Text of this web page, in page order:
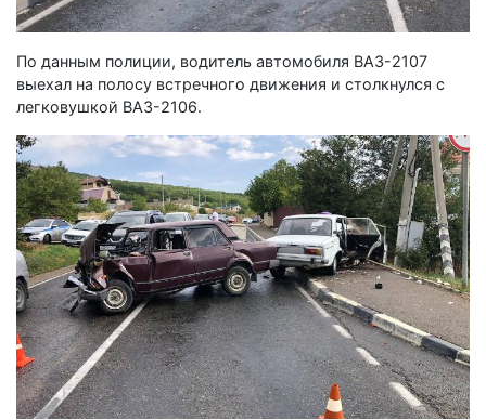
По данным полиции, водитель автомобиля ВАЗ-2107
выехал на полосу встречного движения и столкнулся с
легковушкой ВАЗ-2106.